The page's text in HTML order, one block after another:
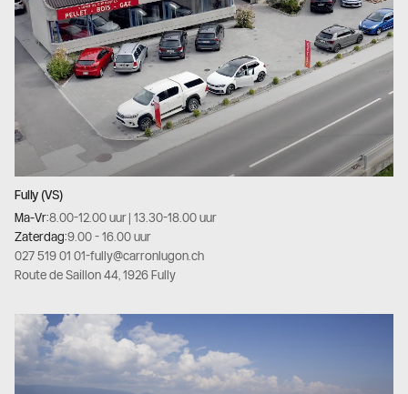
Fully (VS)
Ma-Vr:8.00-12.00 uur | 13.30-18.00 uur
Zaterdag:9.00 - 16.00 uur
027 519 01 01-fully@carronlugon.ch
Route de Saillon 44, 1926 Fully